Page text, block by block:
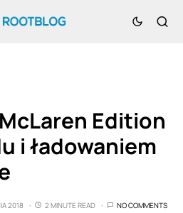
Edition
i ładowaniem
2018 2 MINUTE READ NO COMMENTS